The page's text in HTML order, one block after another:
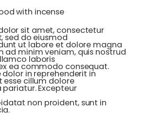
with incense
sit amet, consectetur
sed do eiusmod
ut labore et dolore magna
ad minim veniam, quis nostrud
laboris
ea commodo consequat.
dolor in reprehenderit in
cillum dolore
Excepteur
non proident, sunt in